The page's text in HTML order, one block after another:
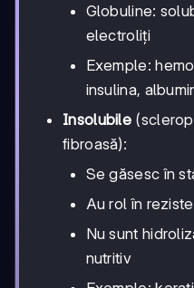
Globuline:
electroliți
Exemple:
insulina,
Insolubile
fibroasă):
Se găsesc în
Au rol în
Nu sunt
nutritiv